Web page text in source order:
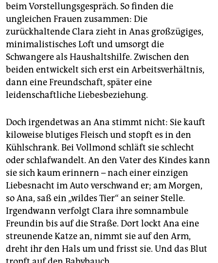
beim Vorstellungsgespräch. So finden die
ungleichen Frauen zusammen: Die
zurückhaltende Clara zieht in Anas großzügiges,
minimalistisches Loft und umsorgt die
Schwangere als Haushaltshilfe. Zwischen den
beiden entwickelt sich erst ein Arbeitsverhältnis,
dann eine Freundschaft, später eine
leidenschaftliche Liebesbeziehung.
Doch irgendetwas an Ana stimmt nicht: Sie kauft
kiloweise blutiges Fleisch und stopft es in den
Kühlschrank. Bei Vollmond schläft sie schlecht
oder schlafwandelt. An den Vater des Kindes kann
sie sich kaum erinnern – nach einer einzigen
Liebesnacht im Auto verschwand er; am Morgen,
so Ana, saß ein „wildes Tier“ an seiner Stelle.
Irgendwann verfolgt Clara ihre somnambule
Freundin bis auf die Straße. Dort lockt Ana eine
streunende Katze an, nimmt sie auf den Arm,
dreht ihr den Hals um und frisst sie. Und das Blut